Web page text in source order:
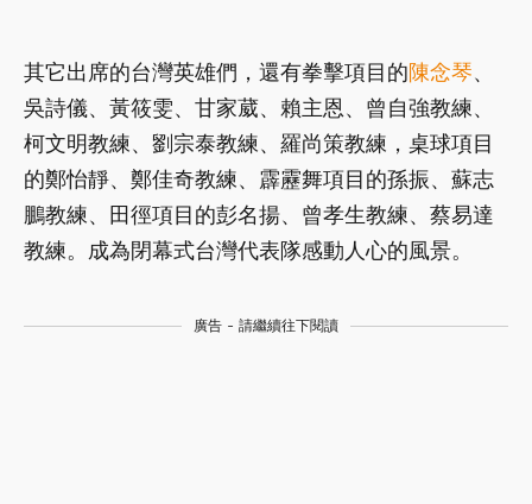
其它出席的台灣英雄們，還有拳擊項目的陳念琴、
吳詩儀、黃筱雯、甘家葳、賴主恩、曾自強教練、
柯文明教練、劉宗泰教練、羅尚策教練，桌球項目
的鄭怡靜、鄭佳奇教練、霹靂舞項目的孫振、蘇志
鵬教練、田徑項目的彭名揚、曾孝生教練、蔡易達
教練。成為閉幕式台灣代表隊感動人心的風景。
廣告 - 請繼續往下閱讀